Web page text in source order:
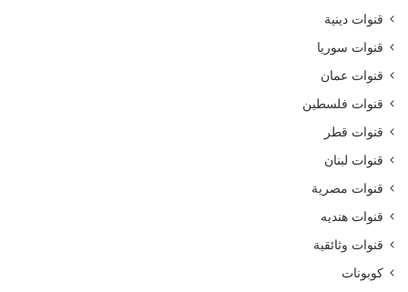
قنوات دينية
قنوات سوريا
قنوات عمان
قنوات فلسطين
قنوات قطر
قنوات لبنان
قنوات مصرية
قنوات هنديه
قنوات وثائقية
كوبونات